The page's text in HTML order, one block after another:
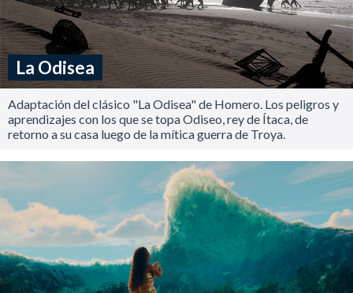
La Odisea
Adaptación del clásico "La Odisea" de Homero. Los peligros y
aprendizajes con los que se topa Odiseo, rey de Ítaca, de
retorno a su casa luego de la mítica guerra de Troya.